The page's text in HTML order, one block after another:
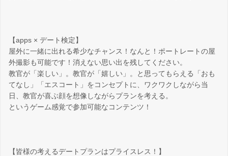
【apps × デート検定】
屋外に一緒に出れる希少なチャンス！なんと！ポートレートの屋
外撮影も可能です！消えない思い出を残してください。
教官が「楽しい」。教官が「嬉しい」。と思ってもらえる「おも
てなし」「エスコート」をコンセプトに、ワクワクしながら当
日、教官が喜ぶ顔を想像しながらプランを考える。
というゲーム感覚で参加可能なコンテンツ！
【皆様の考えるデートプランはプライスレス！】